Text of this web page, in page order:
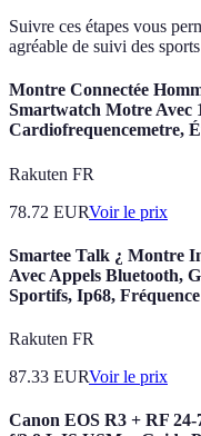
Suivre ces étapes vous
agréable de suivi des
Montre Connectée
Smartwatch Motre Avec
Cardiofrequencemetre,
Rakuten FR
78.72 EURVoir le prix
Smartee Talk ¿ Montre
Avec Appels Bluetooth,
Sportifs, Ip68,
Rakuten FR
87.33 EURVoir le prix
Canon EOS R3 + RF